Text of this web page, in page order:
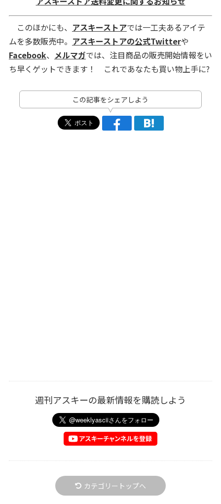
このほかにも、 アスキーストアでは一工夫あるアイテ
ムを多数販売中。 アスキーストアの公式Twitterや
Facebook、 メルマガでは、注目商品の販売開始情報をい
ち早くゲットできます！ これであなたも買い物上手に?
この記事をシェアしよう
週刊アスキーの最新情報を購読しよう
カテゴリートップへ